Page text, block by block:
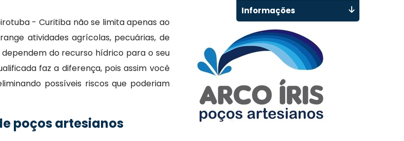
- Curitiba não se limita apenas ao
atividades agrícolas, pecuárias, de
do recurso hídrico para o seu
faz a diferença, pois assim você
possíveis riscos que poderiam
poços artesianos
Informações